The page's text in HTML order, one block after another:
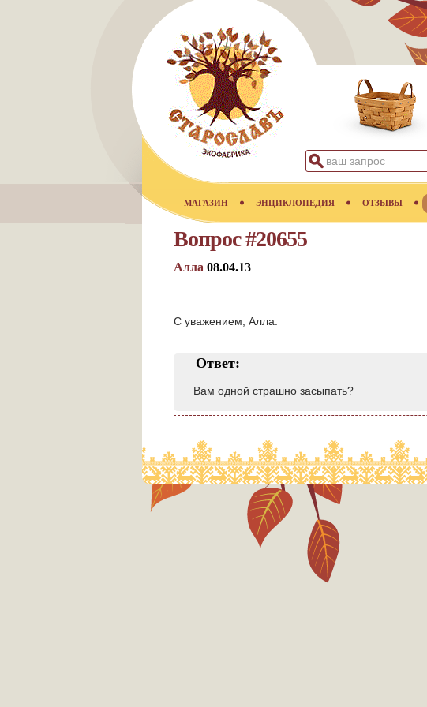
МАГАЗИН ЭНЦИКЛОПЕДИЯ ОТЗЫВЫ
Вопрос #20655
Алла 08.04.13
С уважением, Алла.
Ответ:
Вам одной страшно засыпать?